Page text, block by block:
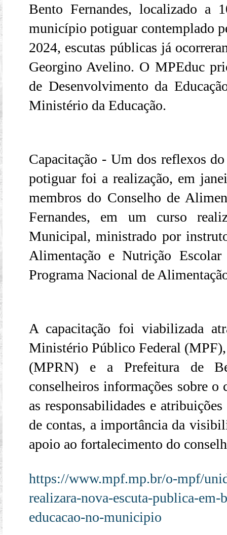
Bento Fernandes, localizado
município potiguar contemplado
2024, escutas públicas já
Georgino Avelino. O MPEduc
de Desenvolvimento da
Ministério da Educação.
Capacitação - Um dos reflexos
potiguar foi a realização, em
membros do Conselho de
Fernandes, em um curso
Municipal, ministrado por
Alimentação e Nutrição
Programa Nacional de
A capacitação foi viabilizada
Ministério Público Federal
(MPRN) e a Prefeitura de
conselheiros informações sobre o
as responsabilidades e
de contas, a importância da
apoio ao fortalecimento do
https://www.mpf.mp.br/o-mpf/
realizara-nova-escuta-publica-
educacao-no-municipio